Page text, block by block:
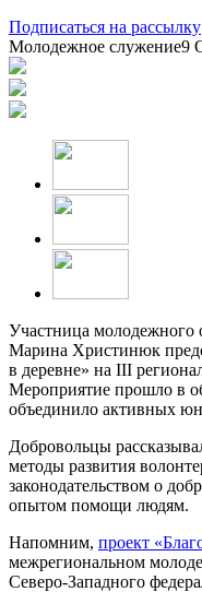
Подписаться на рассылку
Молодежное служение9
Участница молодежного
Марина Христинюк
в деревне» на III
Мероприятие прошло в
объединило активных
Добровольцы
методы развития
законодательством о
опытом помощи людям.
Напомним, проект
межрегиональном
Северо-Западного